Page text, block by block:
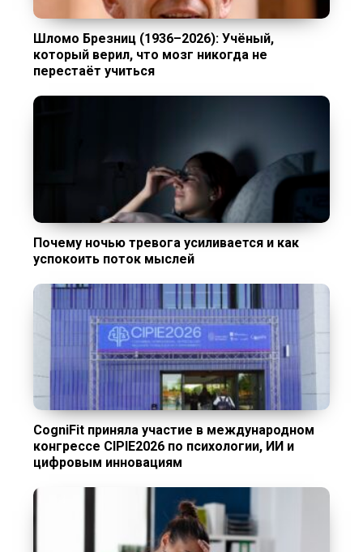
Шломо Брезниц (1936–2026): Учёный,
который верил, что мозг никогда не
перестаёт учиться
Почему ночью тревога усиливается и как
успокоить поток мыслей
CogniFit приняла участие в международном
конгрессе CIPIE2026 по психологии, ИИ и
цифровым инновациям